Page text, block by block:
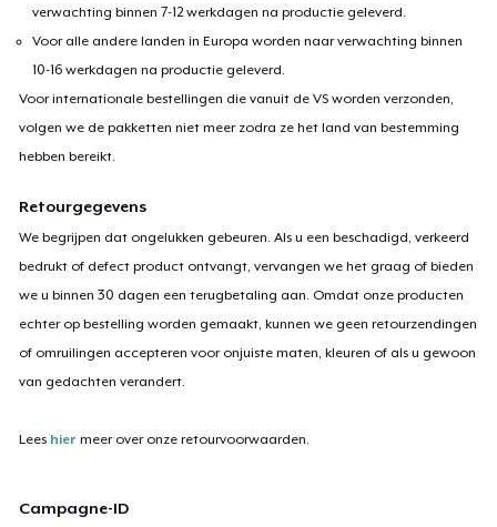
verwachting binnen 7-12 werkdagen na productie geleverd.
Voor alle andere landen in Europa worden naar verwachting binnen
10-16 werkdagen na productie geleverd.
Voor internationale bestellingen die vanuit de VS worden verzonden,
volgen we de pakketten niet meer zodra ze het land van bestemming
hebben bereikt.
Retourgegevens
We begrijpen dat ongelukken gebeuren. Als u een beschadigd, verkeerd
bedrukt of defect product ontvangt, vervangen we het graag of bieden
we u binnen 30 dagen een terugbetaling aan. Omdat onze producten
echter op bestelling worden gemaakt, kunnen we geen retourzendingen
of omruilingen accepteren voor onjuiste maten, kleuren of als u gewoon
van gedachten verandert.
Lees hier meer over onze retourvoorwaarden.
Campagne-ID